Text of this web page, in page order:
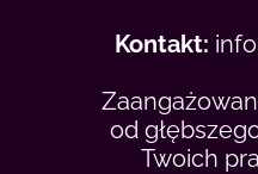
od
Twoich
Kontakt: